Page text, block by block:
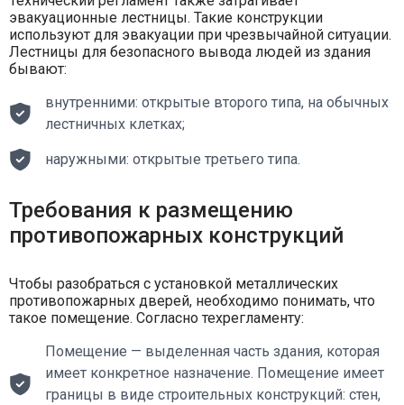
эвакуационные лестницы. Такие конструкции
используют для эвакуации при чрезвычайной ситуации.
Лестницы для безопасного вывода людей из здания
бывают:
внутренними: открытые второго типа, на обычных
лестничных клетках;
наружными: открытые третьего типа.
Требования к размещению
противопожарных конструкций
Чтобы разобраться с установкой металлических
противопожарных дверей, необходимо понимать, что
такое помещение. Согласно техрегламенту:
Помещение — выделенная часть здания, которая
имеет конкретное назначение. Помещение имеет
границы в виде строительных конструкций: стен,